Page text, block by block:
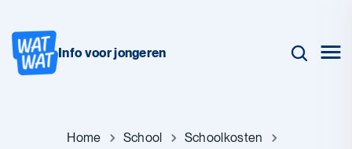
Info voor jongeren
Home School Schoolkosten